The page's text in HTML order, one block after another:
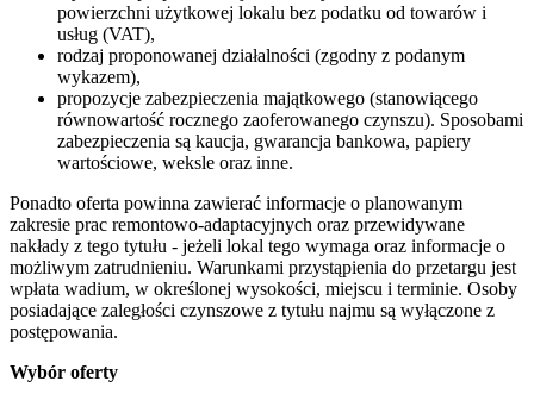
powierzchni użytkowej lokalu bez podatku od towarów i
usług (VAT),
rodzaj proponowanej działalności (zgodny z podanym
wykazem),
propozycje zabezpieczenia majątkowego (stanowiącego
równowartość rocznego zaoferowanego czynszu). Sposobami
zabezpieczenia są kaucja, gwarancja bankowa, papiery
wartościowe, weksle oraz inne.
Ponadto oferta powinna zawierać informacje o planowanym
zakresie prac remontowo-adaptacyjnych oraz przewidywane
nakłady z tego tytułu - jeżeli lokal tego wymaga oraz informacje o
możliwym zatrudnieniu. Warunkami przystąpienia do przetargu jest
wpłata wadium, w określonej wysokości, miejscu i terminie. Osoby
posiadające zaległości czynszowe z tytułu najmu są wyłączone z
postępowania.
Wybór oferty